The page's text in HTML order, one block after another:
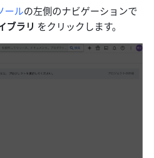
ール
ブラリ をクリックします。